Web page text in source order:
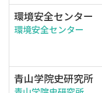
環境安全センター
環境安全センター
青山学院史研究所